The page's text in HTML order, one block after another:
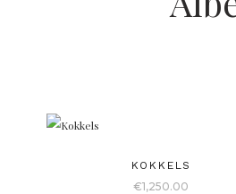
KOKKELS
€1,250.00